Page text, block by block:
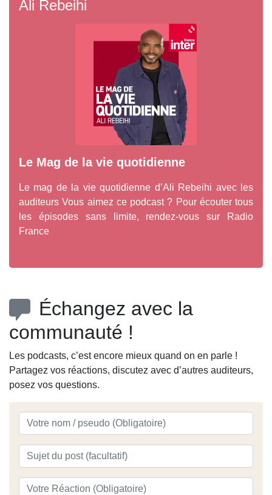
Ali Rebeihi
Le Mag de la vie quotidienne
Le mag de la vie quotidienne d’Ali Rebeihi avec les
auditeurs Vous aimez ce podcast ? Pour écouter tous
les épisodes sans limite, rendez-vous sur Radio
France
Échangez avec la
communauté !
Les podcasts, c’est encore mieux quand on en parle !
Partagez vos réactions, discutez avec d’autres auditeurs,
posez vos questions.